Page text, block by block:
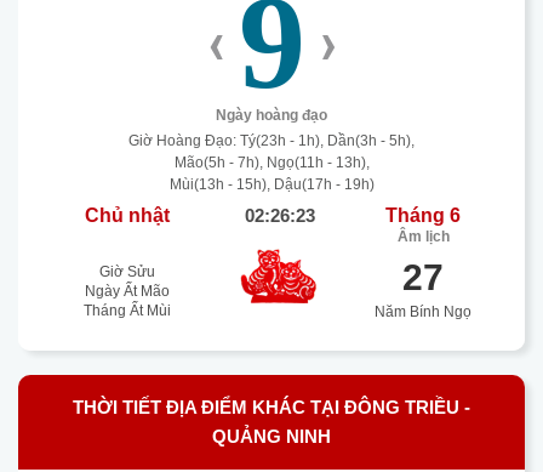
‹ 9 ›
Ngày hoàng đạo
Giờ Hoàng Đạo: Tý(23h - 1h), Dần(3h - 5h),
Mão(5h - 7h), Ngọ(11h - 13h),
Mùi(13h - 15h), Dậu(17h - 19h)
Chủ nhật 02:26:23 Tháng 6
Âm lịch
Giờ Sửu
Ngày Ất Mão
Tháng Ất Mùi
27
Năm Bính Ngọ
THỜI TIẾT ĐỊA ĐIỂM KHÁC TẠI ĐÔNG TRIỀU -
QUẢNG NINH